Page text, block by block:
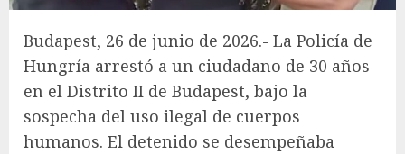
Budapest, 26 de junio de 2026.- La Policía de
Hungría arrestó a un ciudadano de 30 años
en el Distrito II de Budapest, bajo la
sospecha del uso ilegal de cuerpos
humanos. El detenido se desempeñaba